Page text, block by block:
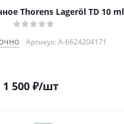
Thorens Lageröl TD 10 ml
Артикул: A-6624204171
1 500₽/шт